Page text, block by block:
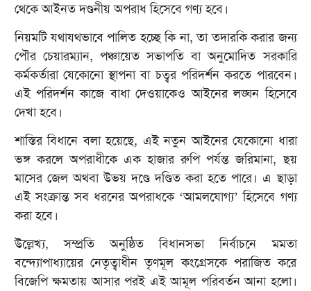
থেকে আইনত দণ্ডনীয় অপরাধ হিসেবে গণ্য হবে।
নিয়মটি যথাযথভাবে পালিত হচ্ছে কি না, তা তদারকি করার জন্য
পৌর চেয়ারম্যান, পঞ্চায়েত সভাপতি বা অনুমোদিত সরকারি
কর্মকর্তারা যেকোনো স্থাপনা বা চত্বর পরিদর্শন করতে পারবেন।
এই পরিদর্শন কাজে বাধা দেওয়াকেও আইনের লঙ্ঘন হিসেবে
দেখা হবে।
শাস্তির বিধানে বলা হয়েছে, এই নতুন আইনের যেকোনো ধারা
ভঙ্গ করলে অপরাধীকে এক হাজার রুপি পর্যন্ত জরিমানা, ছয়
মাসের জেল অথবা উভয় দণ্ডে দণ্ডিত করা হতে পারে। এ ছাড়া
এই সংক্রান্ত সব ধরনের অপরাধকে ‘আমলযোগ্য’ হিসেবে গণ্য
করা হবে।
উল্লেখ্য, সম্প্রতি অনুষ্ঠিত বিধানসভা নির্বাচনে মমতা
বন্দ্যোপাধ্যায়ের নেতৃত্বাধীন তৃণমূল কংগ্রেসকে পরাজিত করে
বিজেপি ক্ষমতায় আসার পরই এই আমূল পরিবর্তন আনা হলো।